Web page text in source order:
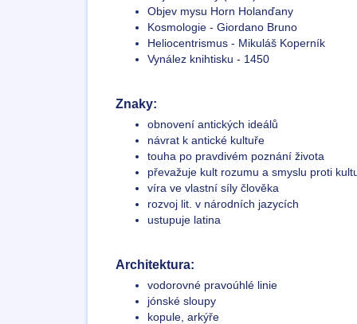
Objev mysu Horn Holanďany
Kosmologie - Giordano Bruno
Heliocentrismus - Mikuláš Koperník
Vynález knihtisku - 1450
Znaky:
obnovení antických ideálů
návrat k antické kultuře
touha po pravdivém poznání života
převažuje kult rozumu a smyslu proti
víra ve vlastní síly člověka
rozvoj lit. v národních jazycích
ustupuje latina
Architektura:
vodorovné pravoúhlé linie
jónské sloupy
kopule, arkýře